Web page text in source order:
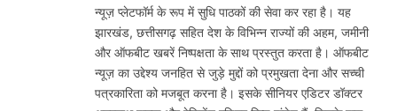
न्यूज़ प्लेटफॉर्म के रूप में सुधि पाठकों की सेवा कर रहा है। यह
झारखंड, छत्तीसगढ़ सहित देश के विभिन्न राज्यों की अहम, जमीनी
और ऑफबीट खबरें निष्पक्षता के साथ प्रस्तुत करता है। ऑफबीट
न्यूज़ का उद्देश्य जनहित से जुड़े मुद्दों को प्रमुखता देना और सच्ची
पत्रकारिता को मजबूत करना है। इसके सीनियर एडिटर डॉक्टर